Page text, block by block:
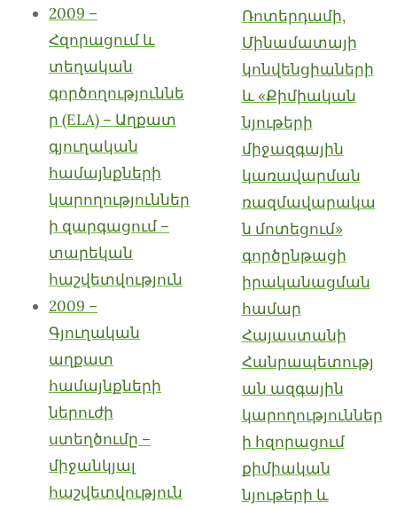
2009 –
Հզորացում և
տեղական
գործողություննե
ր (ELA) – Աղքատ
գյուղական
համայնքների
կարողություններ
ի զարգացում –
տարեկան
հաշվետվություն
2009 –
Գյուղական
աղքատ
համայնքների
ներուժի
ստեղծումը –
միջանկյալ
հաշվետվություն
Ռոտերդամի,
Մինամատայի
կոնվենցիաների
և «Քիմիական
նյութերի
միջազգային
կառավարման
ռազմավարակա
ն մոտեցում»
գործընթացի
իրականացման
համար
Հայաստանի
Հանրապետությ
ան ազգային
կարողություններ
ի հզորացում
քիմիական
նյութերի և